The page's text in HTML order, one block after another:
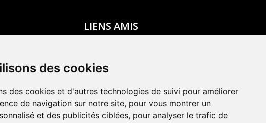
des cookies
des cookies et d'autres technologies de suivi pour améliorer
de navigation sur notre site, pour vous montrer un
et des publicités ciblées, pour analyser le trafic de
LIENS AMIS
ADN – Association Danse Neuchâtel